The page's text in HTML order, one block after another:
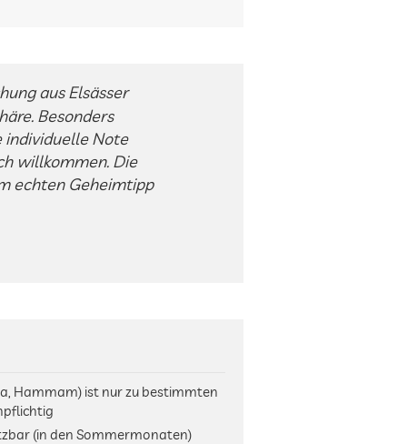
aus Elsässer
Besonders
individuelle Note
willkommen. Die
echten Geheimtipp
Hammam) ist nur zu bestimmten
(in den Sommermonaten)